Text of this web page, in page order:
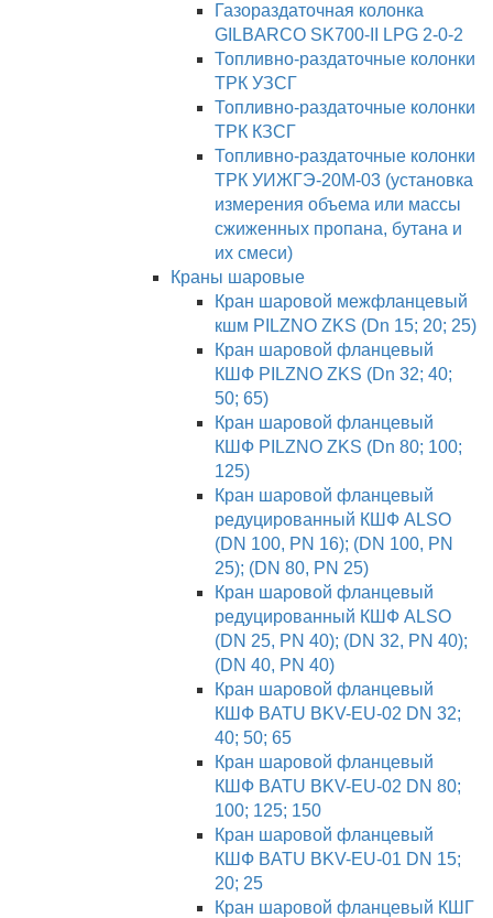
Газораздаточная колонка
GILBARCO SK700-II LPG 2-0-2
Топливно-раздаточные колонки
ТРК УЗСГ
Топливно-раздаточные колонки
ТРК КЗСГ
Топливно-раздаточные колонки
ТРК УИЖГЭ-20М-03 (установка
измерения объема или массы
сжиженных пропана, бутана и
их смеси)
Краны шаровые
Кран шаровой межфланцевый
кшм PILZNO ZKS (Dn 15; 20; 25)
Кран шаровой фланцевый
КШФ PILZNO ZKS (Dn 32; 40;
50; 65)
Кран шаровой фланцевый
КШФ PILZNO ZKS (Dn 80; 100;
125)
Кран шаровой фланцевый
редуцированный КШФ ALSO
(DN 100, PN 16); (DN 100, PN
25); (DN 80, PN 25)
Кран шаровой фланцевый
редуцированный КШФ ALSO
(DN 25, PN 40); (DN 32, PN 40);
(DN 40, PN 40)
Кран шаровой фланцевый
КШФ BATU BKV-EU-02 DN 32;
40; 50; 65
Кран шаровой фланцевый
КШФ BATU BKV-EU-02 DN 80;
100; 125; 150
Кран шаровой фланцевый
КШФ BATU BKV-EU-01 DN 15;
20; 25
Кран шаровой фланцевый КШГ